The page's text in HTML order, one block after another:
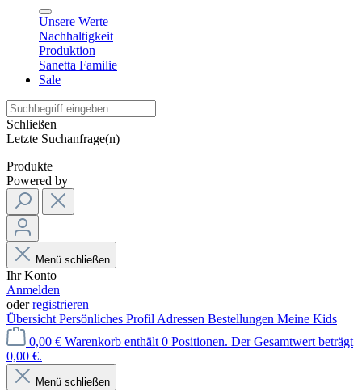
Unsere Werte
Nachhaltigkeit
Produktion
Sanetta Familie
Sale
Schließen
Letzte Suchanfrage(n)
Produkte
Powered by
Menü schließen
Ihr Konto
Anmelden
oderregistrieren
Übersicht Persönliches Profil Adressen Bestellungen Meine Kids
0,00 € Warenkorb enthält 0 Positionen. Der Gesamtwert beträgt
0,00 €.
Menü schließen